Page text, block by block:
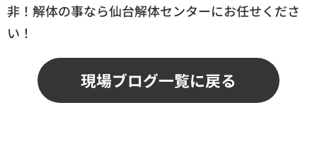
非！解体の事なら仙台解体センターにお任せくださ
い！
現場ブログ一覧に戻る